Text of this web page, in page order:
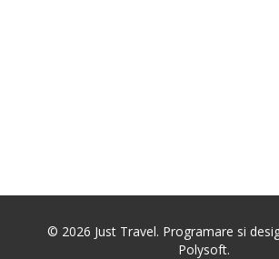
© 2026 Just Travel. Programare si
Polysoft.